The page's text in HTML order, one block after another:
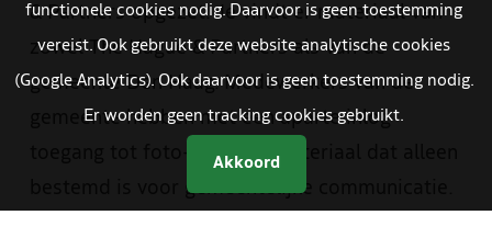
& Partners opgezet. Je vindt er materiaal van
zowel The Hague & Partners als van de
gemeente Den Haag. Medewerkers van de
gemeente hebben met een aparte inlog
toegang tot foto- en videomateriaal dat alleen
bestemd is voor gemeentelijke communicatie.
functionele cookies nodig. Daarvoor is geen toestemming
vereist. Ook gebruikt deze website analytische cookies
(Google Analytics). Ook daarvoor is geen toestemming nodig.
Er worden geen tracking cookies gebruikt.
Akkoord